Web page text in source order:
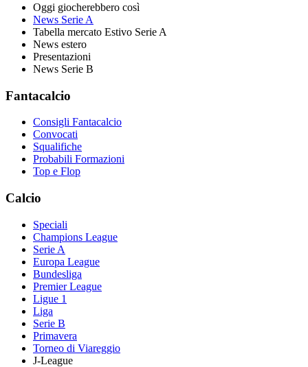
Oggi giocherebbero così
News Serie A
Tabella mercato Estivo Serie A
News estero
Presentazioni
News Serie B
Fantacalcio
Consigli Fantacalcio
Convocati
Squalifiche
Probabili Formazioni
Top e Flop
Calcio
Speciali
Champions League
Serie A
Europa League
Bundesliga
Premier League
Ligue 1
Liga
Serie B
Primavera
Torneo di Viareggio
J-League